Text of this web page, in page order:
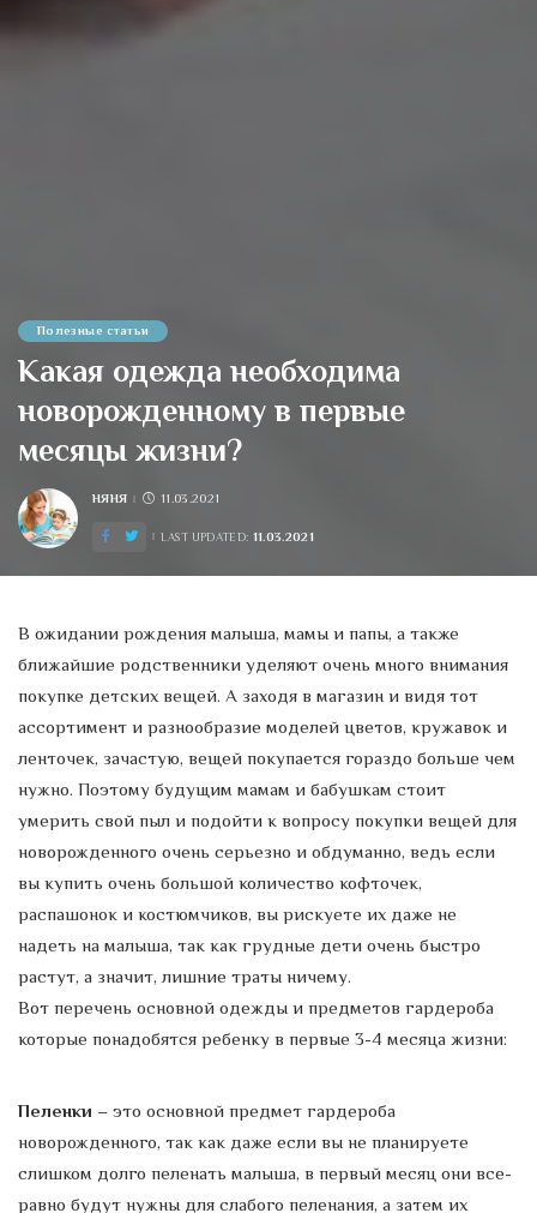
Полезные статьи
Какая одежда необходима
новорожденному в первые
месяцы жизни?
POSTED
НЯНЯ 11.03.2021
LAST UPDATED: 11.03.2021
В ожидании рождения малыша, мамы и папы, а также
ближайшие родственники уделяют очень много внимания
покупке детских вещей. А заходя в магазин и видя тот
ассортимент и разнообразие моделей цветов, кружавок и
ленточек, зачастую, вещей покупается гораздо больше чем
нужно. Поэтому будущим мамам и бабушкам стоит
умерить свой пыл и подойти к вопросу покупки вещей для
новорожденного очень серьезно и обдуманно, ведь если
вы купить очень большой количество кофточек,
распашонок и костюмчиков, вы рискуете их даже не
надеть на малыша, так как грудные дети очень быстро
растут, а значит, лишние траты ничему.
Вот перечень основной одежды и предметов гардероба
которые понадобятся ребенку в первые 3-4 месяца жизни:
Пеленки – это основной предмет гардероба
новорожденного, так как даже если вы не планируете
слишком долго пеленать малыша, в первый месяц они все-
равно будут нужны для слабого пеленания, а затем их